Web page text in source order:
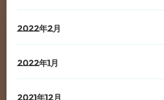
2022年2月
2022年1月
2021年12月